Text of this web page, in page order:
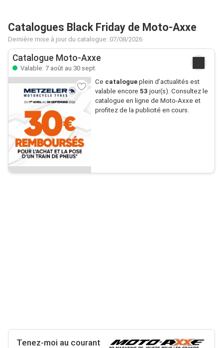
Catalogues Black Friday de Moto-Axxe
Dernière mise à jour du catalogue: 07/08/2026
Catalogue Moto-Axxe
Valable: 7 août au 30 sept.
Ce catalogueplein d’actualités est
valable encore 53 jour(s). Consultez le
catalogue en ligne de Moto-Axxe et
profitez de la publicité en cours.
Tenez-moi au courant